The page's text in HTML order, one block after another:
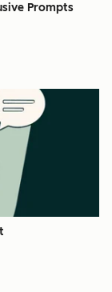
Prompts